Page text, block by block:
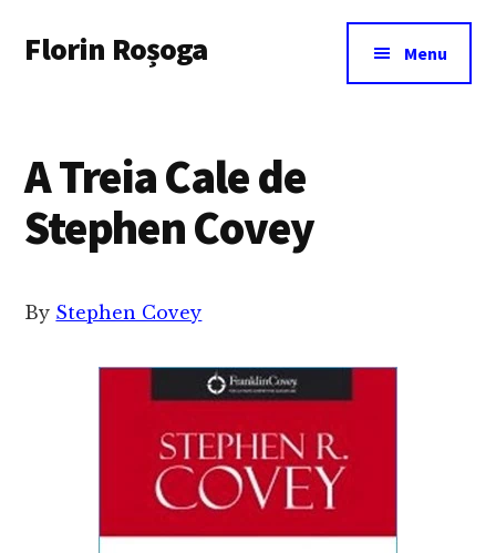
main
menu
Florin Roșoga Menu
A Treia Cale de
Stephen Covey
By Stephen Covey